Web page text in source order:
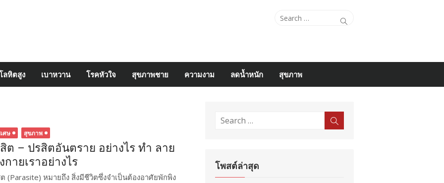
Search
Search
ลหิตสูง เบาหวาน โรคหัวใจ สุขภาพชาย ความงาม ลดน้ำหนัก สุขภาพ
ศษ สุขภาพ
ต – ปรสิตอันตราย อย่างไร ทำ ลาย
กายเราอย่างไร
(Parasite) หมายถึง สิ่งมีชีวิตซึ่งจำเป็นต้องอาศัยพักพิง
Search
Search
โพสต์ล่าสุด